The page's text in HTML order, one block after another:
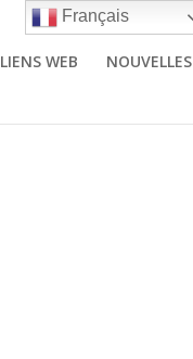
LIENS WEB NOUVELLES
Français